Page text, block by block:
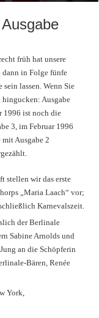
früh hat unsere
in Folge fünfe
sein lassen.Wenn Sie
hingucken: Ausgabe
1996 ist noch die
3, im Februar 1996
mit Ausgabe 2
stellen wir das erste
„Maria Laach“ vor;
Karnevalszeit.
der Berlinale
Sabine Arnolds und
an die Schöpferin
Bären, Renée
York,